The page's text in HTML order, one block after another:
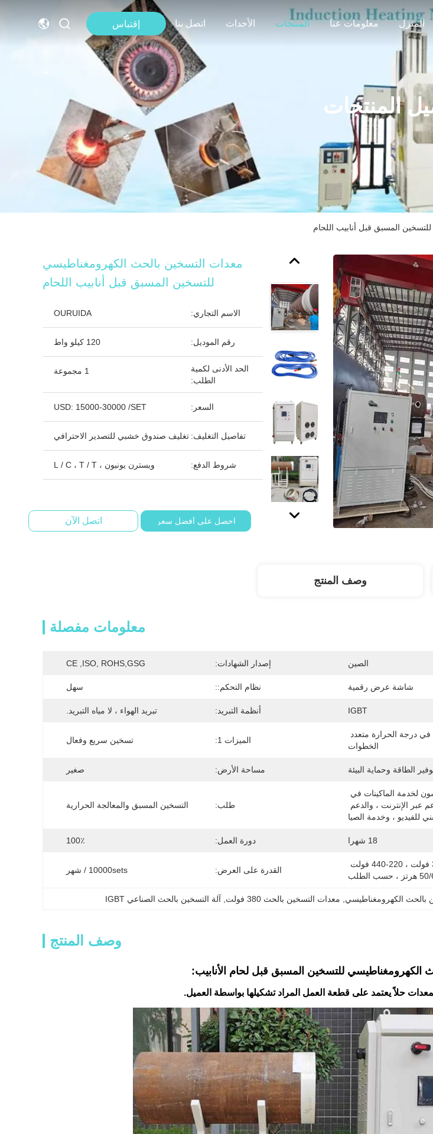
المنزل معلومات عنا المنتجات الأحداث اتصل بنا إقتباس
المنتجات
المسبق قبل أنابيب اللحام
معدات التسخين بالحث الكهرومغناطيسي
للتسخين المسبق قبل أنابيب اللحام
الاسم التجاري: OURUIDA
رقم الموديل: 120 كيلو واط
الحد الأدنى لكمية
الطلب:
1 مجموعة
السعر: USD: 15000-30000 /SET
تفاصيل التغليف: تغليف صندوق خشبي للتصدير الاحترافي
شروط الدفع: ويسترن يونيون ، L / C ، T / T
احصل على أفضل سعر اتصل الآن
وصف المنتج
معلومات مفصلة
الصين إصدار الشهادات: CE ,ISO, ROHS,GSG
شاشة عرض رقمية نظام التحكم:: سهل
IGBT أنظمة التبريد: تبريد الهواء ، لا مياه التبريد.
الخطوات
الميزات 1: تسخين سريع وفعال
الطاقة وحماية البيئة مساحة الأرض: صغير
للفيديو ، وخدمة الصيا
طلب: التسخين المسبق والمعالجة الحرارية
18 شهرا دورة العمل: 100٪
القدرة على العرض: 10000sets / شهر
بالحث الكهرومغناطيسي معدات التسخين بالحث 380 فولت آلة التسخين بالحث الصناعي IGBT
وصف المنتج
الكهرومغناطيسي للتسخين المسبق قبل لحام الأنابيب:
حلاً يعتمد على قطعة العمل المراد تشكيلها بواسطة العميل.